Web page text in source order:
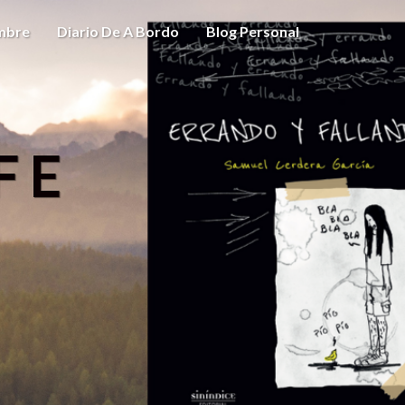
Diario De A Bordo Blog Personal